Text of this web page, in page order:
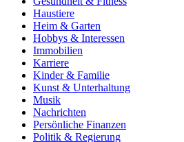
Haustiere
Heim & Garten
Hobbys & Interessen
Immobilien
Karriere
Kinder & Familie
Kunst & Unterhaltung
Musik
Nachrichten
Persönliche Finanzen
Politik & Regierung